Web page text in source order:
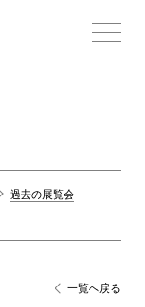
過去の展覧会
一覧へ戻る